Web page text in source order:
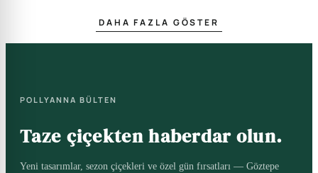
DAHA FAZLA GÖSTER
POLLYANNA BÜLTEN
Taze çiçekten haberdar olun.
Yeni tasarımlar, sezon çiçekleri ve özel gün fırsatları — Göztepe